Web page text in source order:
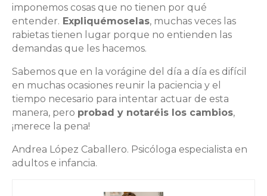
imponemos cosas que no tienen por qué
entender. Expliquémoselas, muchas veces las
rabietas tienen lugar porque no entienden las
demandas que les hacemos.
Sabemos que en la vorágine del día a día es difícil
en muchas ocasiones reunir la paciencia y el
tiempo necesario para intentar actuar de esta
manera, pero probad y notaréis los cambios,
¡merece la pena!
Andrea López Caballero. Psicóloga especialista en
adultos e infancia.